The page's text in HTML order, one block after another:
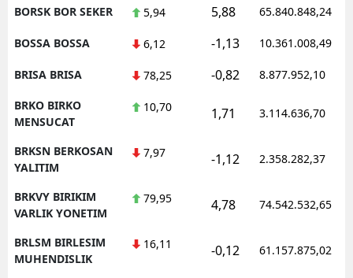
BORSK BOR SEKER 5,94 5,88 65.840.848,24
BOSSA BOSSA 6,12 -1,13 10.361.008,49
BRISA BRISA 78,25 -0,82 8.877.952,10
BRKO BIRKO
MENSUCAT
10,70 1,71 3.114.636,70
BRKSN BERKOSAN
YALITIM
7,97 -1,12 2.358.282,37
BRKVY BIRIKIM
VARLIK YONETIM
79,95 4,78 74.542.532,65
BRLSM BIRLESIM
MUHENDISLIK
16,11 -0,12 61.157.875,02